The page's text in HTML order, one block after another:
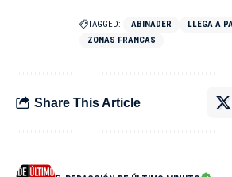
TAGGED: ABINADER
LLEGA A
ZONAS FRANCAS
Share This Article